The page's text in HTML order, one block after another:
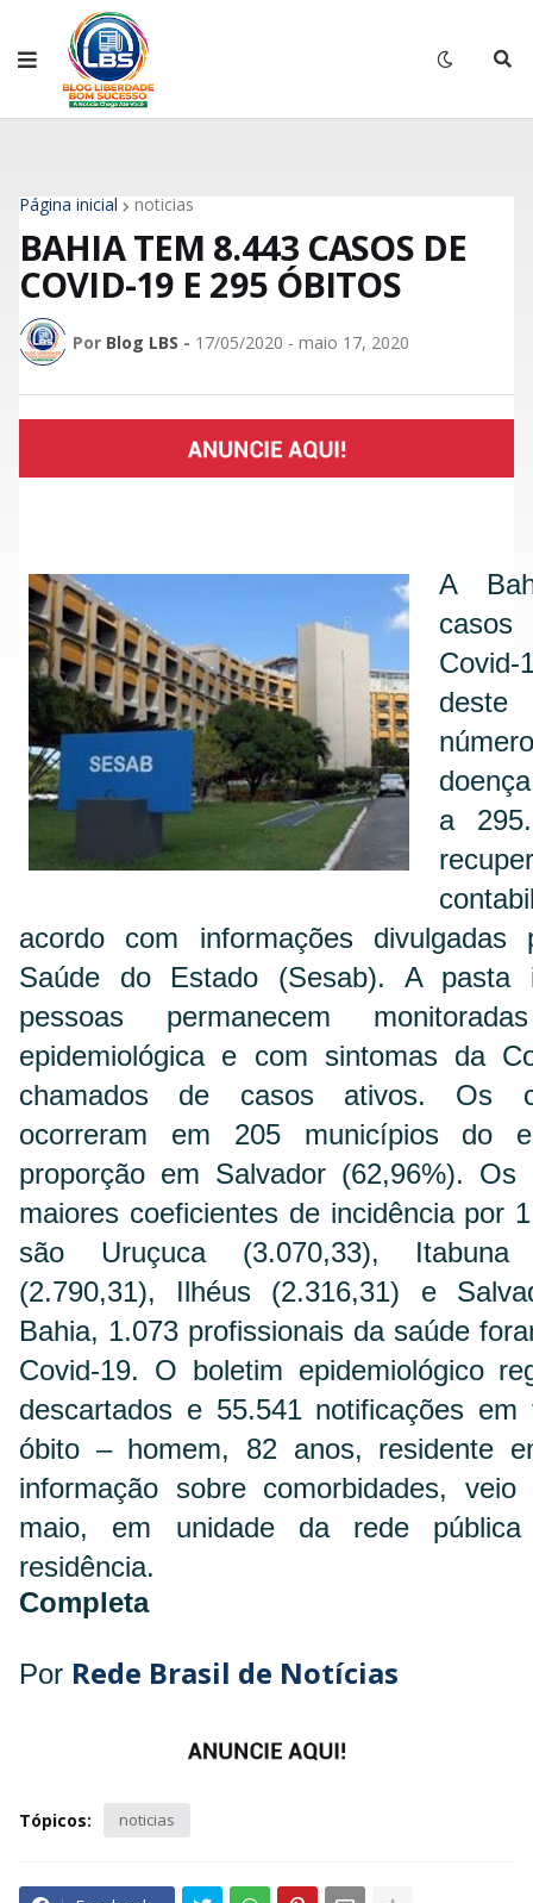
Página inicial noticias
BAHIA TEM 8.443 CASOS DE
COVID-19 E 295 ÓBITOS
Por Blog LBS - 17/05/2020 - maio 17, 2020
A
Covid-
deste
a
acordo com informações divulgadas
Saúde do Estado (Sesab). A pasta
pessoas permanecem
epidemiológica e com sintomas da
chamados de casos ativos. Os
ocorreram em 205 municípios do
proporção em Salvador (62,96%).
maiores coeficientes de incidência por
são Uruçuca (3.070,33), Itabuna
(2.790,31), Ilhéus (2.316,31) e
Bahia, 1.073 profissionais da saúde
Covid-19. O boletim epidemiológico
descartados e 55.541 notificações
óbito – homem, 82 anos, residente
informação sobre comorbidades,
maio, em unidade da rede
residência.
Completa
Por Rede Brasil de Notícias
Tópicos: noticias